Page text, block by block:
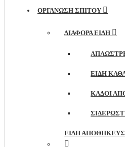
ΟΡΓΑΝΩΣΗ ΣΠΙΤΟΥ
ΔΙΆΦΟΡΑ ΕΊΔΗ
ΕΊΔΗ
ΚΆΔΟΙ
ΕΊΔΗ